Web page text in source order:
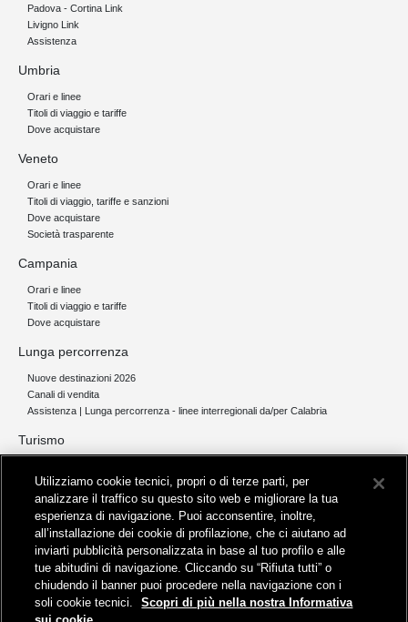
Padova - Cortina Link
Livigno Link
Assistenza
Umbria
Orari e linee
Titoli di viaggio e tariffe
Dove acquistare
Veneto
Orari e linee
Titoli di viaggio, tariffe e sanzioni
Dove acquistare
Società trasparente
Campania
Orari e linee
Titoli di viaggio e tariffe
Dove acquistare
Lunga percorrenza
Nuove destinazioni 2026
Canali di vendita
Assistenza | Lunga percorrenza - linee interregionali da/per Calabria
Turismo
Servizi per aeroporti
Servizi di noleggio con conducente
Servizio di navigazione sul Lago Trasimeno
News e comunicati stampa
Comunicati stampa
Busitalia – Sita Nord
, Gruppo FS Italiane, è attiva nei servizi di
trasporto locale in Italia ed all'estero, che gestisce direttamente o
Utilizziamo cookie tecnici, propri o di terze parti, per
analizzare il traffico su questo sito web e migliorare la tua
esperienza di navigazione. Puoi acconsentire, inoltre,
all’installazione dei cookie di profilazione, che ci aiutano ad
inviarti pubblicità personalizzata in base al tuo profilo e alle
tue abitudini di navigazione. Cliccando su “Rifiuta tutti” o
chiudendo il banner puoi procedere nella navigazione con i
soli cookie tecnici.
Scopri di più nella nostra Informativa